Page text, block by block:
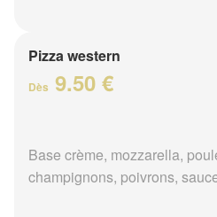
Pizza western
Dès 9.50 €
Base crème, mozzarella,
champignons, poivrons,